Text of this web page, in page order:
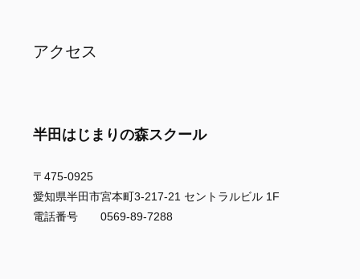
アクセス
半田はじまりの森スクール
〒475-0925
愛知県半田市宮本町3-217-21 セントラルビル 1F
電話番号 0569-89-7288